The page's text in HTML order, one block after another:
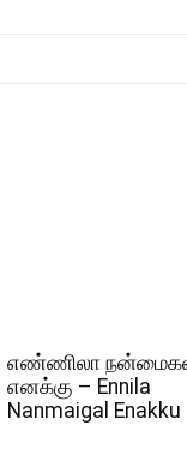
எண்ணிலா
எனக்கு – Ennila
Nanmaigal Enakku